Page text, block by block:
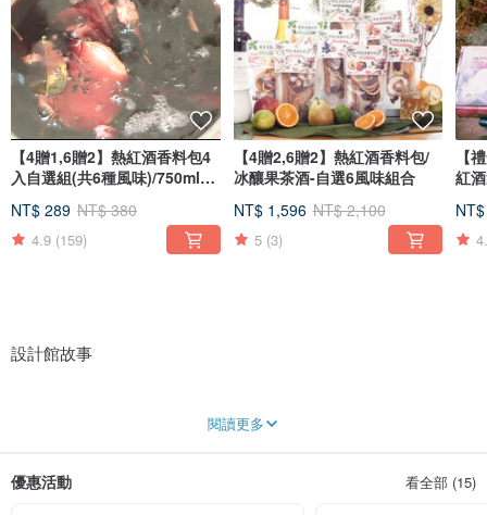
【4贈1,6贈2】熱紅酒香料包4
入自選組(共6種風味)/750ml適
NT$ 289 NT$ 380
4.9 (159)
【4贈2,6贈2】熱紅酒香料包/
冰釀果茶酒-自選6風味組合
NT$ 1,596 NT$ 2,100
5 (3)
【
紅
設計館故事
小旭山脈專門：『發覺果物的美好』，並且讓他成為生活的小確幸，也許從一顆
大，由北至南主要為五大山脈所組成。品牌名稱『小旭山脈』發想概念源自於
閱讀更多
優惠活動 看全部 (15)